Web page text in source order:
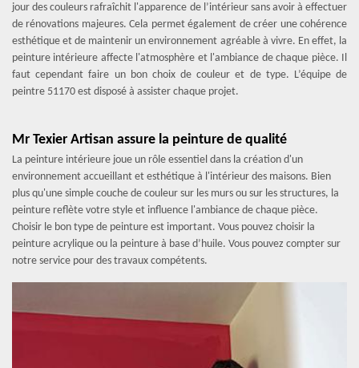
jour des couleurs rafraîchit l'apparence de l’intérieur sans avoir à effectuer
de rénovations majeures. Cela permet également de créer une cohérence
esthétique et de maintenir un environnement agréable à vivre. En effet, la
peinture intérieure affecte l'atmosphère et l'ambiance de chaque pièce. Il
faut cependant faire un bon choix de couleur et de type. L’équipe de
peintre 51170 est disposé à assister chaque projet.
Mr Texier Artisan assure la peinture de qualité
La peinture intérieure joue un rôle essentiel dans la création d'un
environnement accueillant et esthétique à l'intérieur des maisons. Bien
plus qu'une simple couche de couleur sur les murs ou sur les structures, la
peinture reflète votre style et influence l'ambiance de chaque pièce.
Choisir le bon type de peinture est important. Vous pouvez choisir la
peinture acrylique ou la peinture à base d’huile. Vous pouvez compter sur
notre service pour des travaux compétents.